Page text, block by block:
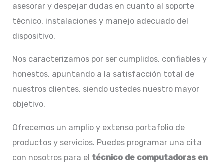
asesorar y despejar dudas en cuanto al soporte
técnico, instalaciones y manejo adecuado del
dispositivo.
Nos caracterizamos por ser cumplidos, confiables y
honestos, apuntando a la satisfacción total de
nuestros clientes, siendo ustedes nuestro mayor
objetivo.
Ofrecemos un amplio y extenso portafolio de
productos y servicios. Puedes programar una cita
con nosotros para el técnico de computadoras en